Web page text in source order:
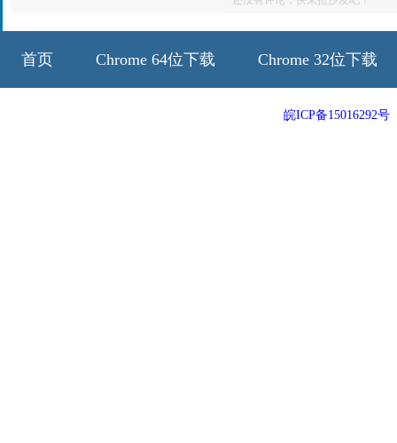
首页 Chrome 64位下载 Chrome 32位下载
皖ICP备15016292号